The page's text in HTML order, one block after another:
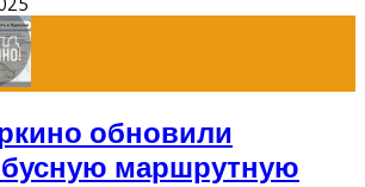
обновили
маршрутную